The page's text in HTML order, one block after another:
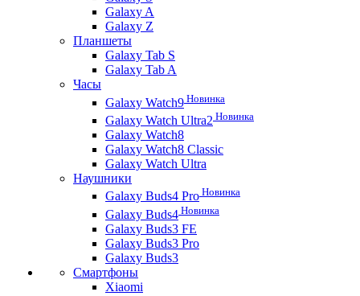
Galaxy A
Galaxy Z
Планшеты
Galaxy Tab S
Galaxy Tab A
Часы
Galaxy Watch9 Новинка
Galaxy Watch Ultra2 Новинка
Galaxy Watch8
Galaxy Watch8 Classic
Galaxy Watch Ultra
Наушники
Galaxy Buds4 Pro Новинка
Galaxy Buds4 Новинка
Galaxy Buds3 FE
Galaxy Buds3 Pro
Galaxy Buds3
Смартфоны
Xiaomi